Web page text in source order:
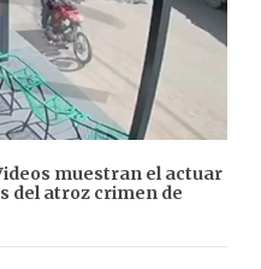
muestran el actuar
del atroz crimen de